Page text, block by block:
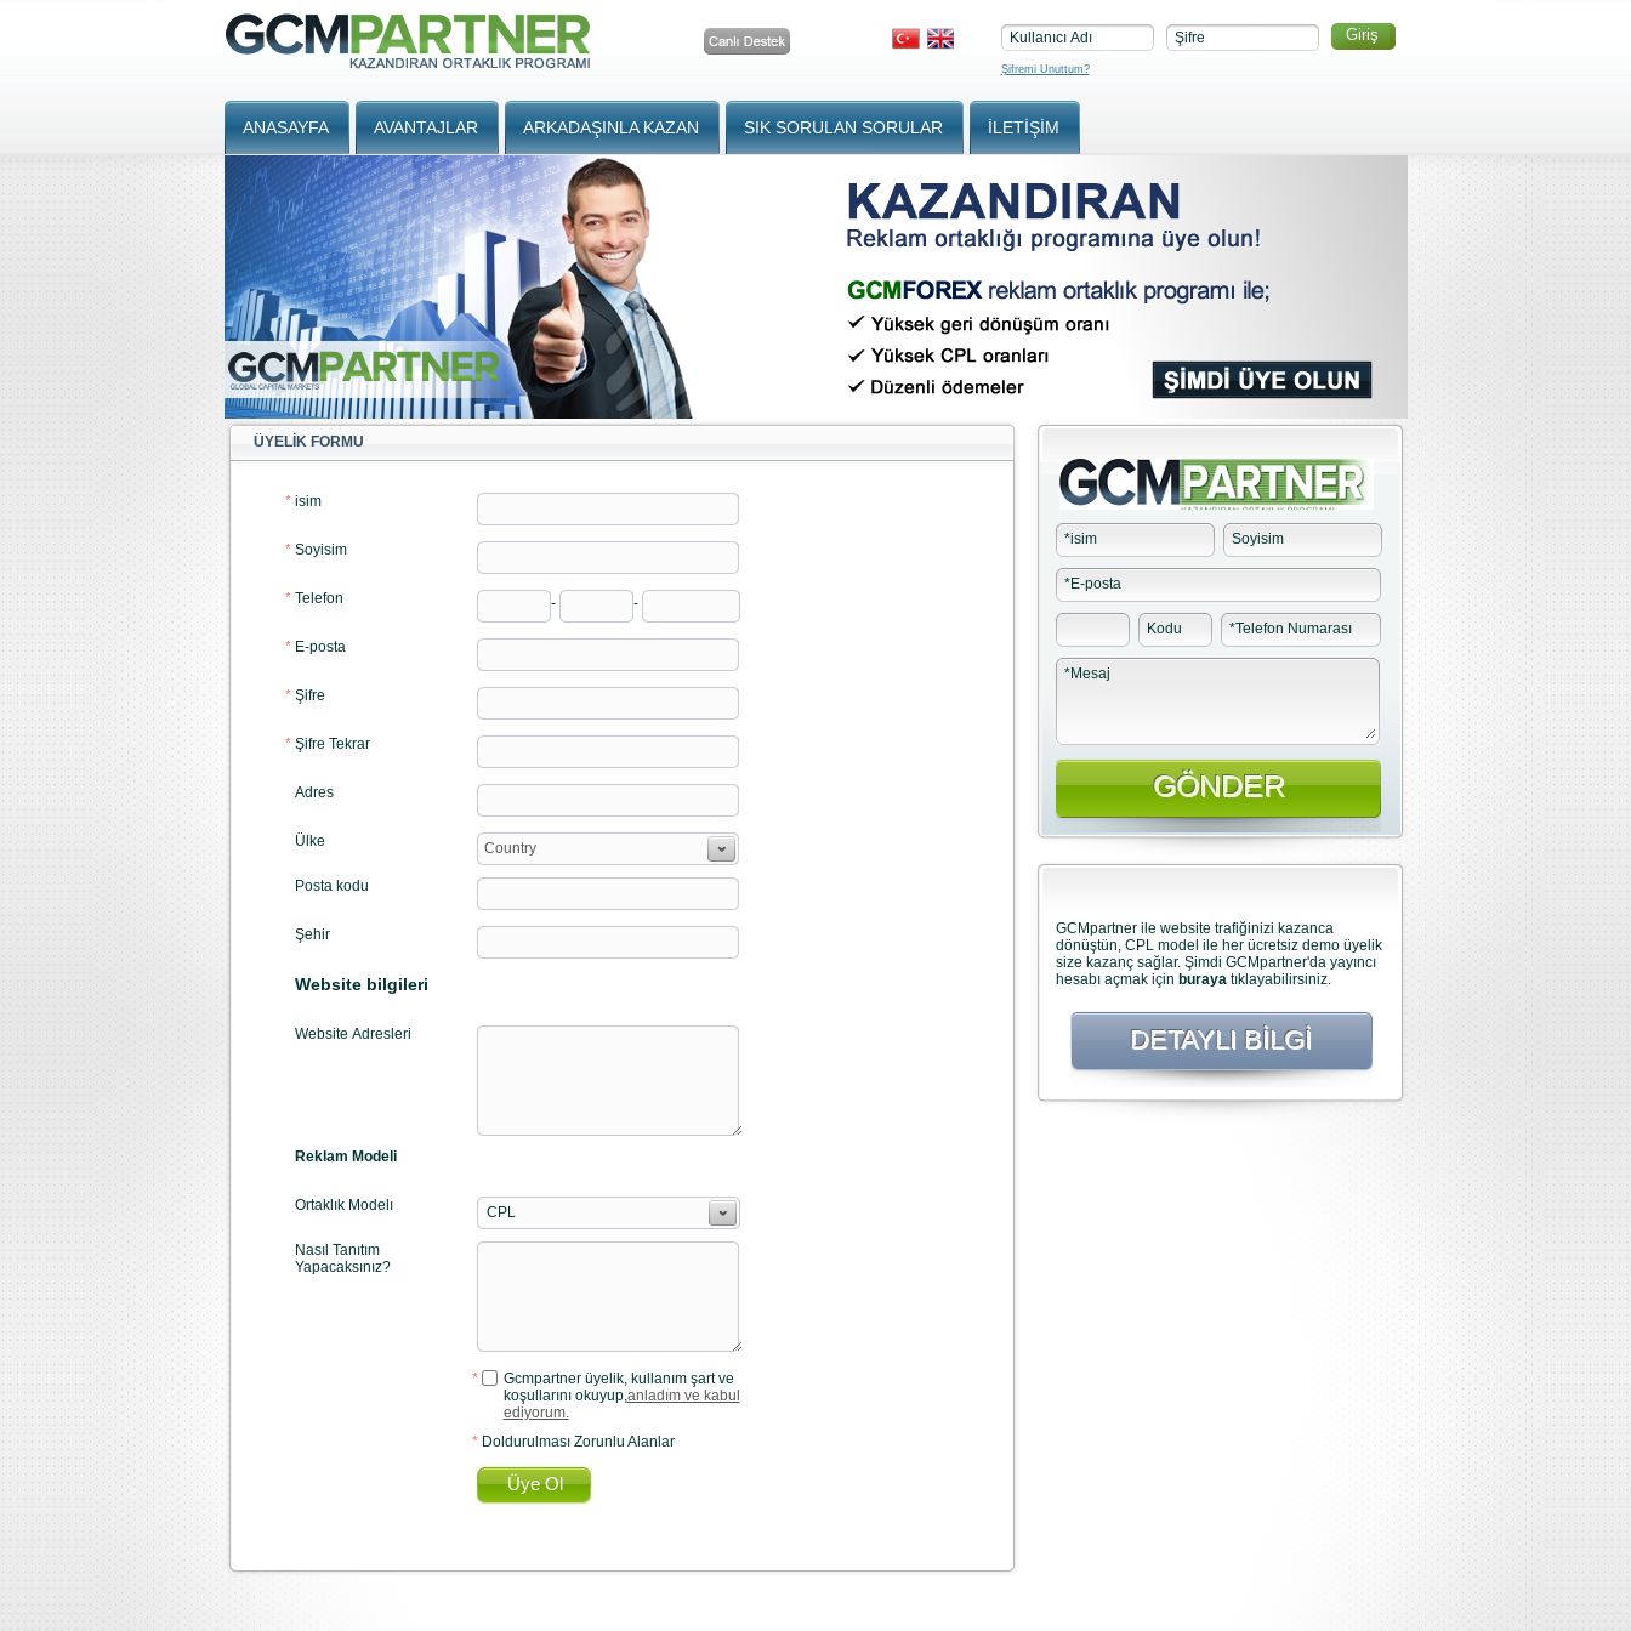
ANASAYFA AVANTAJLAR ARKADAŞINLA KAZAN SIK SORULAN SORULAR İLETIŞIM
Kullanıcı Adı Şifre
Şifremi Unuttum?
ÜYELIK FORMU
* isim
* Soyisim
* Telefon - -
* E-posta
* Şifre
* Şifre Tekrar
Adres
Ülke Country
Posta kodu
Şehir
Website bilgileri
Website Adresleri
Reklam Modeli
Ortaklık Modelı CPL
Nasıl Tanıtım
Yapacaksınız?
*
Gcmpartner üyelik, kullanım şart ve
koşullarını okuyup,anladım ve kabul
ediyorum.
* Doldurulması Zorunlu Alanlar
*isim Soyisim
*E-posta
Kodu *Telefon Numarası
*Mesaj
GCMpartner ile website trafiğinizi kazanca
dönüştün, CPL model ile her ücretsiz demo üyelik
size kazanç sağlar. Şimdi GCMpartner'da yayıncı
hesabı açmak için burayatıklayabilirsiniz.
DETAYLI BILGI